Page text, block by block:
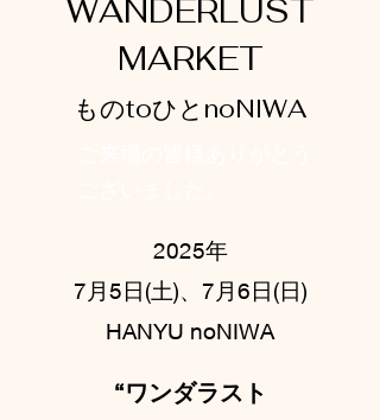
WANDERLUST
MARKET
ものtoひとnoNIWA
2025年
7月5日(土)、7月6日(日)
HANYU noNIWA
“ワンダラスト